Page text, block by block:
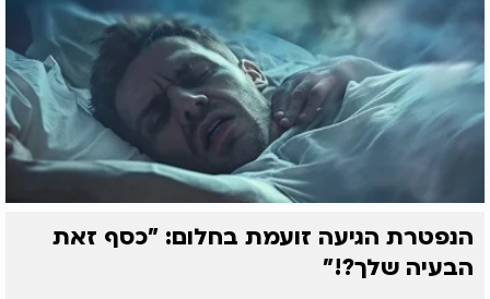
הנפטרת הגיעה זועמת בחלום: "כסף זאת
הבעיה שלך?!"